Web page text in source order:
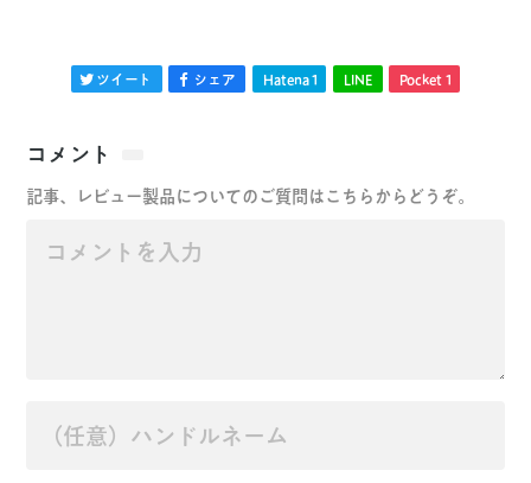
ツイート シェア Hatena1 LINE Pocket 1
コメント
記事、レビュー製品についてのご質問はこちらからどうぞ。